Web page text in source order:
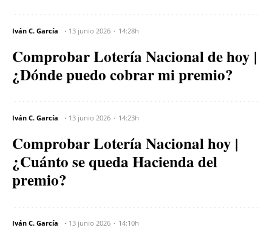
Iván C. García 13 junio 2026 14:28h
Comprobar Lotería Nacional de hoy |
¿Dónde puedo cobrar mi premio?
Iván C. García 13 junio 2026 14:23h
Comprobar Lotería Nacional hoy |
¿Cuánto se queda Hacienda del
premio?
Iván C. García 13 junio 2026 14:10h